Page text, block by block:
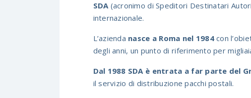
SDA(acronimo di Speditori Destinatari
internazionale.
L’azienda nasce a Roma nel 1984con
degli anni, un punto di riferimento per
Dal 1988 SDA è entrata a far parte del
il servizio di distribuzione pacchi postali.